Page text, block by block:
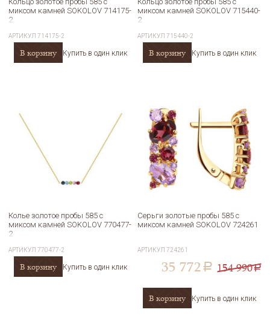
миксом камней SOKOLOV 714175-
2
АРТИКУЛ714175-2
В корзину Купить в один клик
миксом камней SOKOLOV 715440-
2
АРТИКУЛ715440-2
В корзину Купить в один клик
Колье золотое пробы 585 с
миксом камней SOKOLOV 770477-
2
АРТИКУЛ770477-2
В корзину Купить в один клик
Серьги золотые пробы 585 с
миксом камней SOKOLOV 724261
АРТИКУЛ724261
35 772 a 154 990a
В корзину Купить в один клик